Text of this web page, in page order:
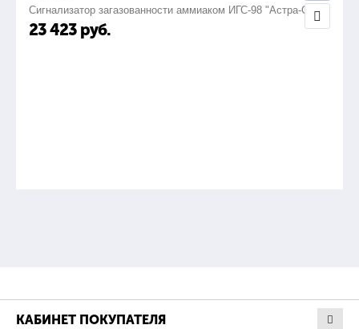
Сигнализатор загазованности аммиаком ИГС-98 "Астра-СВ"
23 423 руб.
КАБИНЕТ ПОКУПАТЕЛЯ